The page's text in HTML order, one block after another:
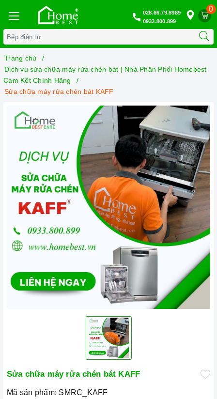
0
028.66.79.8989
0933.800.899
Trang chủ
Dịch vụ sửa chữa máy rửa chén bát | Nhà Phân Phối Homebest
Cam Kết Chính Hãng
Sửa chữa máy rửa chén bát KAFF
Sửa chữa máy rửa chén bát KAFF
Mã sản phẩm: SMRC_KAFF